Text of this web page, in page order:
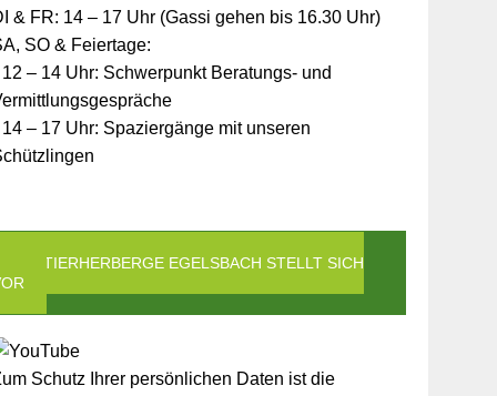
& FR: 14 – 17 Uhr (Gassi gehen bis 16.30 Uhr)
SO & Feiertage:
12 – 14 Uhr: Schwerpunkt Beratungs- und
14 – 17 Uhr: Spaziergänge mit unseren
DIE TIERHERBERGE EGELSBACH STELLT SICH
Schutz Ihrer persönlichen Daten ist die